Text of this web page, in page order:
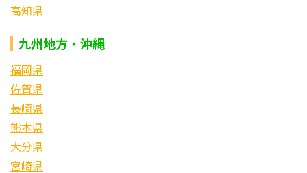
高知県
九州地方・沖縄
福岡県
佐賀県
長崎県
熊本県
大分県
宮崎県